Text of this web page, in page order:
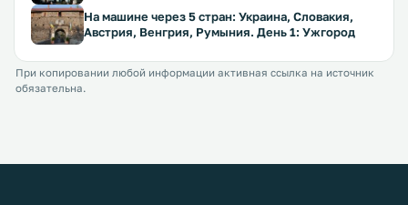
На машине через 5 стран: Украина, Словакия,
Австрия, Венгрия, Румыния. День 1: Ужгород
При копировании любой информации активная ссылка на источник
обязательна.